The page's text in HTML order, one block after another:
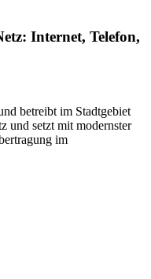
Internet, Telefon,
betreibt im Stadtgebiet
und setzt mit modernster
im